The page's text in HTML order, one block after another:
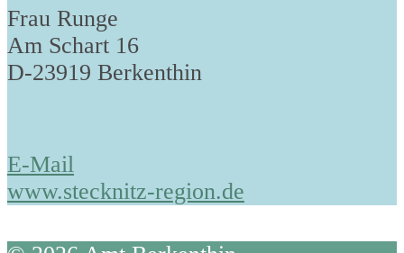
Frau Runge
Am Schart 16
D-23919 Berkenthin
E-Mail
www.stecknitz-region.de